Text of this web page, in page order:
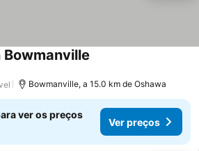
Bowmanville
Bowmanville, a 15.0 km de Oshawa
ver os preços
Ver preços